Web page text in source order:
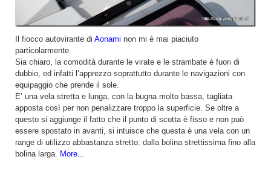
Il fiocco autovirante di Aonami non mi è mai piaciuto
particolarmente.
Sia chiaro, la comodità durante le virate e le strambate è fuori di
dubbio, ed infatti l’apprezzo soprattutto durante le navigazioni con
equipaggio che prende il sole.
E’ una vela stretta e lunga, con la bugna molto bassa, tagliata
apposta così per non penalizzare troppo la superficie. Se oltre a
questo si aggiunge il fatto che il punto di scotta è fisso e non può
essere spostato in avanti, si intuisce che questa è una vela con un
range di utilizzo abbastanza stretto: dalla bolina strettissima fino alla
bolina larga. More...